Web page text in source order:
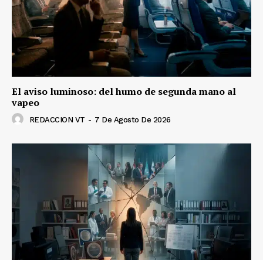
El aviso luminoso: del humo de segunda mano al
vapeo
REDACCION VT - 7 De Agosto De 2026